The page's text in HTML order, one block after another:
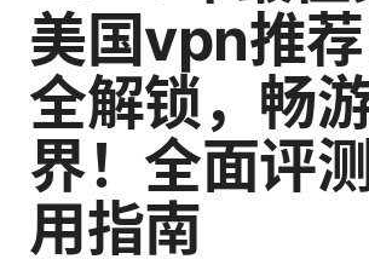
美国vpn推
全解锁，畅
界！全面评
用指南